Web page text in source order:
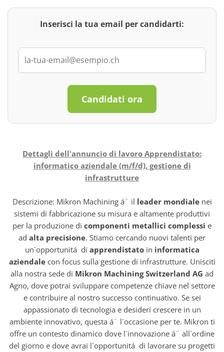
Inserisci la tua email per candidarti:
Candidati ora
Dettagli dell'annuncio di lavoro Apprendistato:
informatico aziendale (m/f/d), gestione di
infrastrutture
Descrizione: Mikron Machining á¨ il leader mondialenei
sistemi di fabbricazione su misura e altamente produttivi
per la produzione di componenti metallici complessi e
ad alta precisione. Stiamo cercando nuovi talenti per
un`opportunitá di apprendistatoin informatica
aziendalecon focus sulla gestione di infrastrutture. Unisciti
alla nostra sede di Mikron Machining Switzerland AG ad
Agno, dove potrai sviluppare competenze chiave nel settore
e contribuire al nostro successo continuativo. Se sei
appassionato di tecnologia e desideri crescere in un
ambiente innovativo, questa á¨ l`occasione per te. Mikron ti
offre un contesto dinamico dove l`innovazione á¨ all`ordine
del giorno e dove avrai l`opportunitá di lavorare su progetti